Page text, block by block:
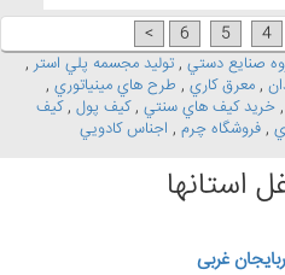
4
5
6
>
صنايع دستي , توليد مجسمه پلي استر ,
, معرق کاري , طرح هاي مينياتوري ,
, خريد کيف هاي سنتي ,کيف پول ,کيف
, فروشگاه چرم , اجناس کادويي
استانها
غربی